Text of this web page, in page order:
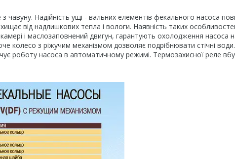
Надійність ущі - вальних елементів фекального насоса
від надлишкових тепла і вологи. Наявність таких
і маслозаповнений двигун, гарантують охолодження насоса
колесо з ріжучим механізмом дозволяє подрібнювати стічні
роботу насоса в автоматичному режимі. Термозахисної реле